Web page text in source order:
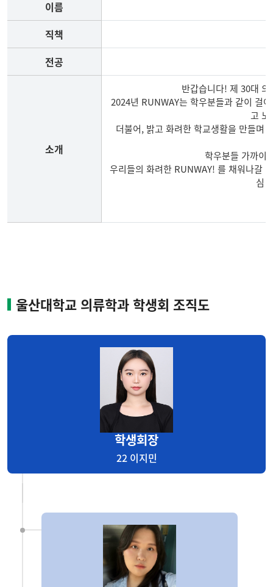
이름
직책
전공
소개
반갑습니다! 제 30대
2024년 RUNWAY는 학우분들과 같이 걸
고
더불어, 밝고 화려한 학교생활을 만들며
학우분들 가까이
우리들의 화려한 RUNWAY! 를 채워나갈
심
울산대학교 의류학과 학생회 조직도
학생회장
22 이지민